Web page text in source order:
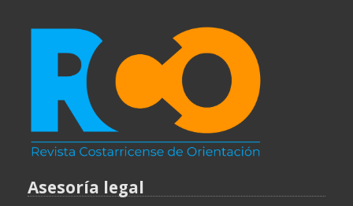
Asesoría legal